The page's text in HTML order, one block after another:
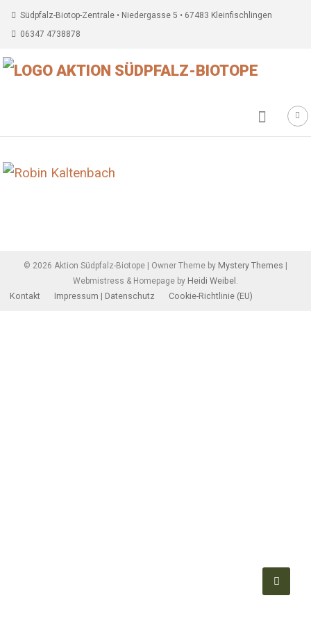
Südpfalz-Biotop-Zentrale • Niedergasse 5 • 67483 Kleinfischlingen
06347 4738878
© 2026 Aktion Südpfalz-Biotope | Owner Theme by Mystery Themes |
Webmistress & Homepage by Heidi Weibel
Kontakt Impressum | Datenschutz Cookie-Richtlinie (EU)